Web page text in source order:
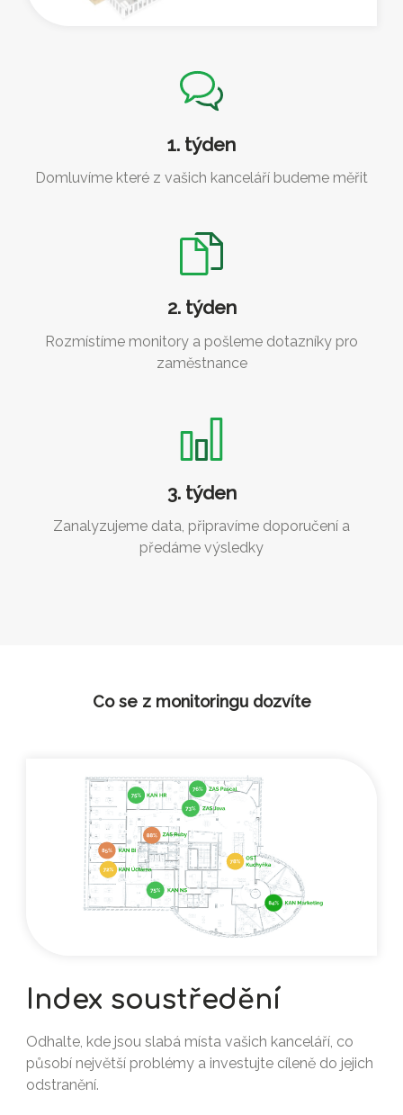
1. týden
Domluvíme které z vašich kanceláří budeme měřit
2. týden
Rozmístíme monitory a pošleme dotazníky pro
zaměstnance
3. týden
Zanalyzujeme data, připravíme doporučení a
předáme výsledky
Co se z monitoringu dozvíte
Index soustředění
Odhalte, kde jsou slabá místa vašich kanceláří, co
působí největší problémy a investujte cíleně do jejich
odstranění.